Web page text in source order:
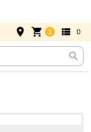
search
place shopping_cart 1 view_list 0